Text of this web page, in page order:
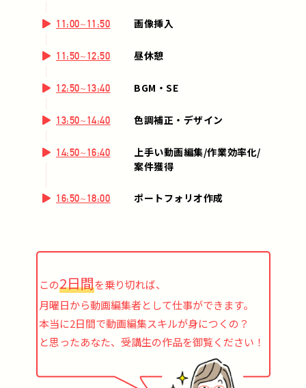
11:00~11:50 画像挿入
11:50~12:50 昼休憩
12:50~13:40 BGM・SE
13:50~14:40 色調補正・デザイン
14:50~16:40
上手い動画編集/作業効率化/
案件獲得
16:50~18:00 ポートフォリオ作成
この2日間を乗り切れば、
月曜日から動画編集者として仕事ができます。
本当に2日間で動画編集スキルが身につくの？
と思ったあなた、受講生の作品を御覧ください！